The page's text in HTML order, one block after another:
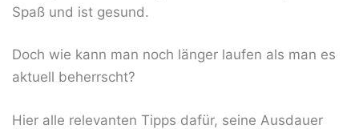
Spaß und ist gesund.
Doch wie kann man noch länger laufen als man es
aktuell beherrscht?
Hier alle relevanten Tipps dafür, seine Ausdauer